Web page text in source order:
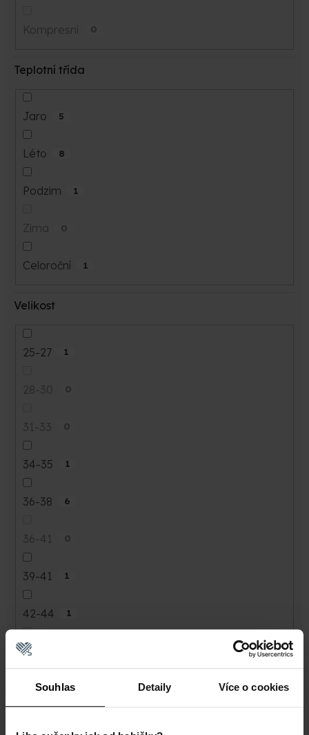
Souhlas Detaily Více o cookies
Kompresní 0
Teplotní třída
Jaro 5
Léto 8
Podzim 1
Zima 0
Celoroční 1
Velikost
25-27 1
28-30 0
31-33 0
34-35 1
36-38 6
36-41 0
39-41 1
42-44 1
42-45
42-47 0